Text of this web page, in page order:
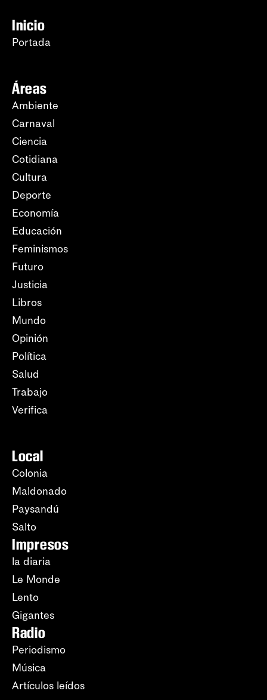
Inicio
Portada
Áreas
Ambiente
Carnaval
Ciencia
Cotidiana
Cultura
Deporte
Economía
Educación
Feminismos
Futuro
Justicia
Libros
Mundo
Opinión
Política
Salud
Trabajo
Verifica
Local
Colonia
Maldonado
Paysandú
Salto
Impresos
la diaria
Le Monde
Lento
Gigantes
Radio
Periodismo
Música
Artículos leídos